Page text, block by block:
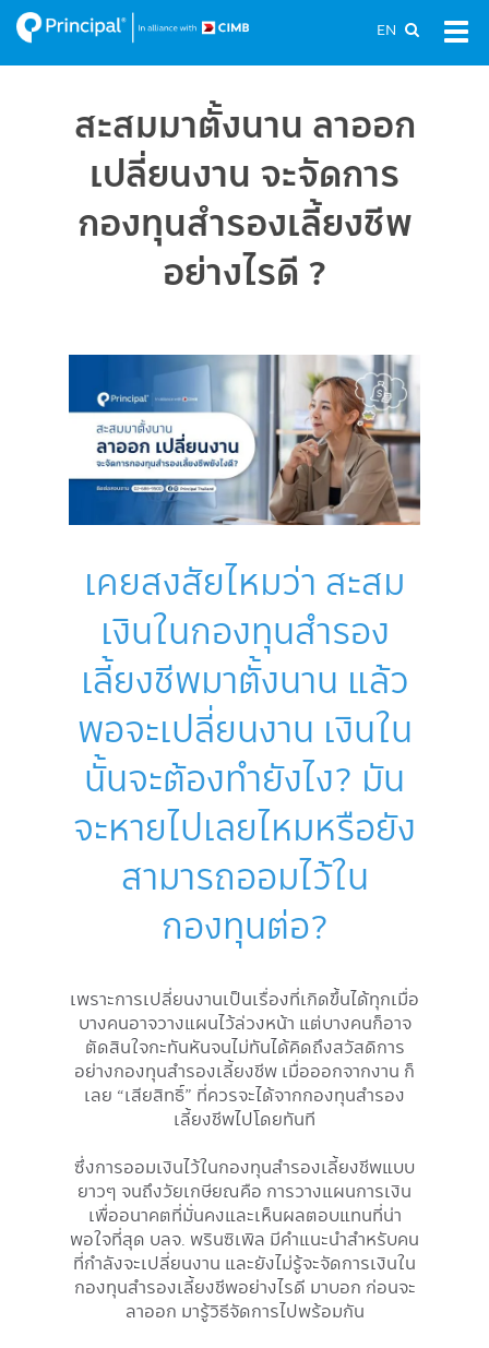
Skip
to
main
EN
สะสมมาตั้งนาน ลาออก
เปลี่ยนงาน จะจัดการ
กองทุนสำรองเลี้ยงชีพ
อย่างไรดี ?
เคยสงสัยไหมว่า สะสม
เงินในกองทุนสำรอง
เลี้ยงชีพมาตั้งนาน แล้ว
พอจะเปลี่ยนงาน เงินใน
นั้นจะต้องทำยังไง? มัน
จะหายไปเลยไหมหรือยัง
สามารถออมไว้ใน
กองทุนต่อ?
เพราะการเปลี่ยนงานเป็นเรื่องที่เกิดขึ้นได้ทุกเมื่อ
บางคนอาจวางแผนไว้ล่วงหน้า แต่บางคนก็อาจ
ตัดสินใจกะทันหันจนไม่ทันได้คิดถึงสวัสดิการ
อย่างกองทุนสำรองเลี้ยงชีพ เมื่อออกจากงาน ก็
เลย “เสียสิทธิ์” ที่ควรจะได้จากกองทุนสำรอง
เลี้ยงชีพไปโดยทันที
ซึ่งการออมเงินไว้ในกองทุนสำรองเลี้ยงชีพแบบ
ยาวๆ จนถึงวัยเกษียณคือ การวางแผนการเงิน
เพื่ออนาคตที่มั่นคงและเห็นผลตอบแทนที่น่า
พอใจที่สุด บลจ. พรินซิเพิล มีคำแนะนำสำหรับคน
ที่กำลังจะเปลี่ยนงาน และยังไม่รู้จะจัดการเงินใน
กองทุนสำรองเลี้ยงชีพอย่างไรดี มาบอก ก่อนจะ
ลาออก มารู้วิธีจัดการไปพร้อมกัน